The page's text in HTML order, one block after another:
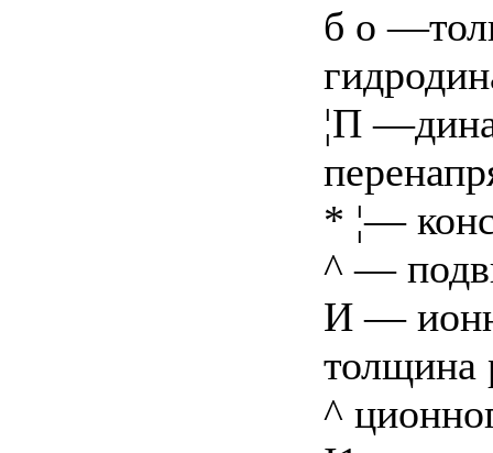
б о
¦П
* ¦—
^ —
И —
толщина
^